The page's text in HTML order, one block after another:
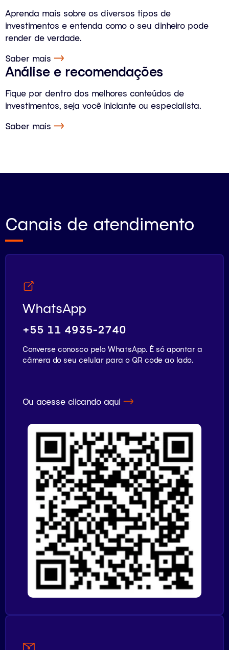
Aprenda mais sobre os diversos tipos de
investimentos e entenda como o seu dinheiro pode
render de verdade.
Saber mais
Análise e recomendações
Fique por dentro dos melhores conteúdos de
investimentos, seja você iniciante ou especialista.
Saber mais
Canais de atendimento
WhatsApp
+55 11 4935-2740
Converse conosco pelo WhatsApp. É só apontar a
câmera do seu celular para o QR code ao lado.
Ou acesse clicando aqui